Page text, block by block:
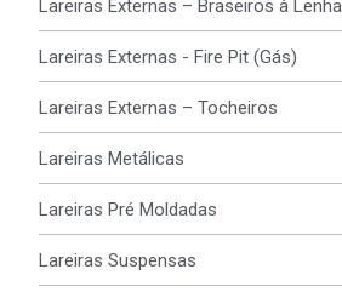
Lareiras Externas – Braseiros à Lenha
Lareiras Externas - Fire Pit (Gás)
Lareiras Externas – Tocheiros
Lareiras Metálicas
Lareiras Pré Moldadas
Lareiras Suspensas